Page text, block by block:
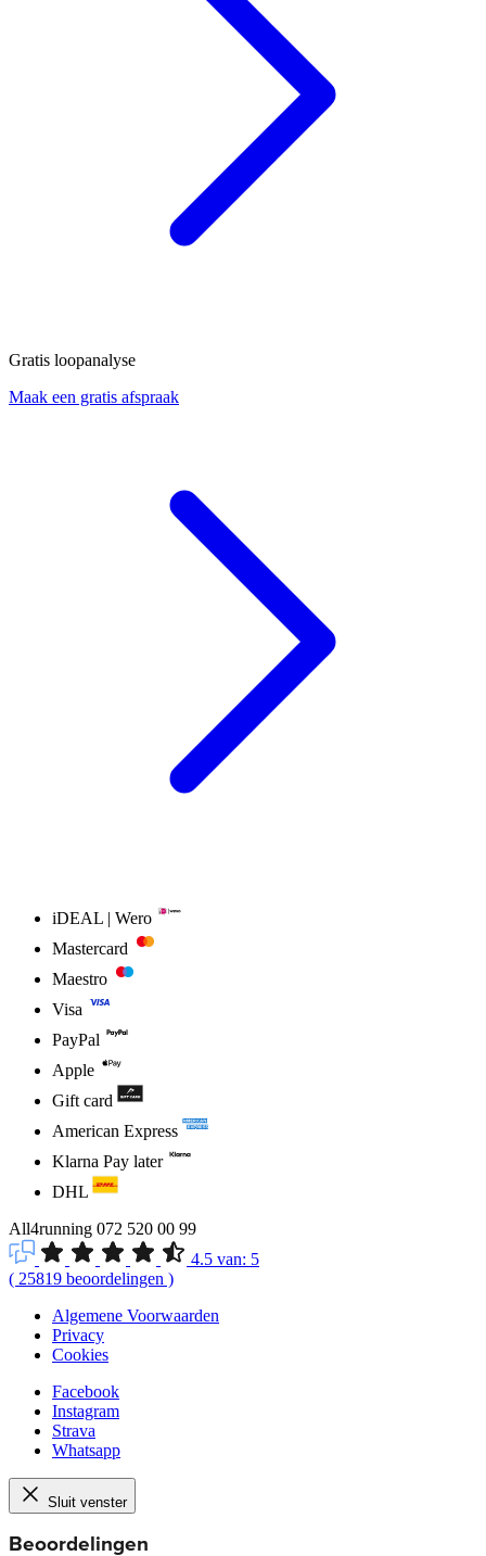
Gratis loopanalyse
Maak een gratis afspraak
iDEAL | Wero
Mastercard
Maestro
Visa
PayPal
Apple
Gift card
American Express
Klarna Pay later
DHL
All4running 072 520 00 99
4.5 van: 5
( 25819 beoordelingen )
Algemene Voorwaarden
Privacy
Cookies
Facebook
Instagram
Strava
Whatsapp
Sluit venster